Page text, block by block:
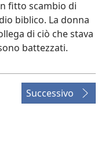
fitto scambio di
biblico. La donna
di ciò che stava
battezzati.
Successivo